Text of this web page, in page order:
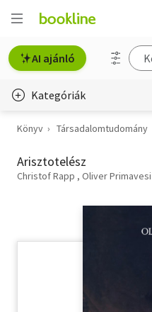
AI ajánló
Kategóriák
Életmód, egészség
Erotika
Könyv Társadalomtudomány
Arisztotelész
Christof Rapp Oliver Primavesi